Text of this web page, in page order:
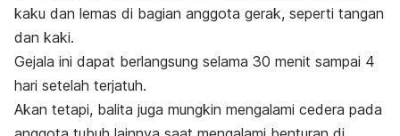
kaku dan lemas di bagian anggota gerak, seperti tangan
dan kaki.
Gejala ini dapat berlangsung selama 30 menit sampai 4
hari setelah terjatuh.
Akan tetapi, balita juga mungkin mengalami cedera pada